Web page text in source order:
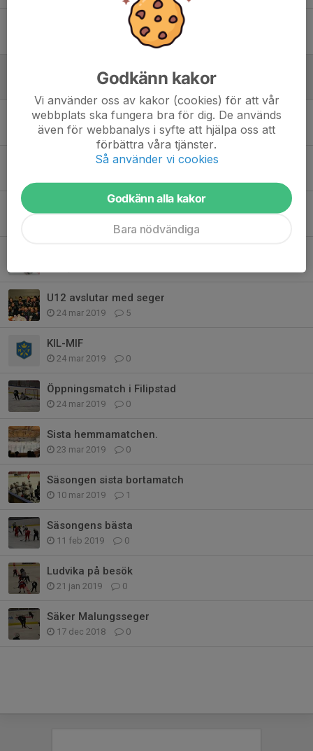
Träning i härlig snö!
Avslutning U12
19 mar 2020 0
Hockeysäsongen avslutas nu!
16 mar 2020 0
Fysträning söndag 2/2 kl 17.00
Hemmamatch mot Mora
U12 avslutar med seger
24 mar 2019 5
KIL-MIF
24 mar 2019 0
Öppningsmatch i Filipstad
24 mar 2019 0
Sista hemmamatchen.
23 mar 2019 0
Säsongen sista bortamatch
10 mar 2019 1
Säsongens bästa
11 feb 2019 0
Ludvika på besök
21 jan 2019 0
Säker Malungsseger
17 dec 2018 0
Godkänn kakor
Vi använder oss av kakor (cookies) för att vår
webbplats ska fungera bra för dig. De används
även för webbanalys i syfte att hjälpa oss att
förbättra våra tjänster.
Så använder vi cookies
Godkänn alla kakor
Bara nödvändiga